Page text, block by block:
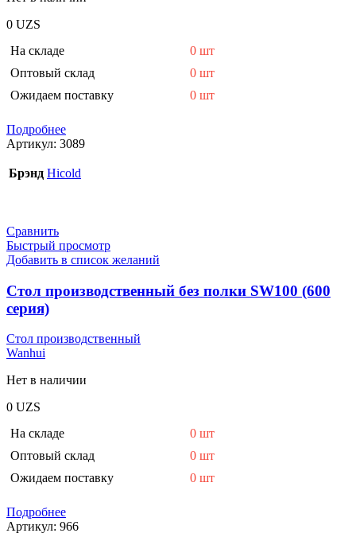
0 UZS
На складе
0 шт
Оптовый склад
0 шт
Ожидаем поставку
0 шт
Подробнее
Артикул: 3089
Брэнд Hicold
Сравнить
Быстрый просмотр
Добавить в список желаний
Стол производственный без полки SW100 (600
серия)
Стол производственный
Wanhui
Нет в наличии
0 UZS
На складе
0 шт
Оптовый склад
0 шт
Ожидаем поставку
0 шт
Подробнее
Артикул: 966